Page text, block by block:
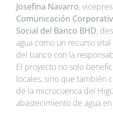
Josefina Navarro,
Comunicación
Social del Banco BHD,
agua como un recurso
del banco con la
El proyecto no solo
locales, sino que también
de la microcuenca del
abastecimiento de agua